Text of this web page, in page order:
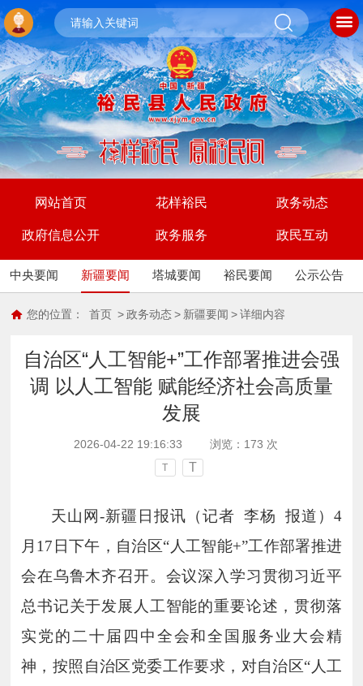
网站首页 花样裕民 政务动态
政府信息公开 政务服务 政民互动
中央要闻 新疆要闻 塔城要闻 裕民要闻 公示公告
您的位置： 首页 > 政务动态 > 新疆要闻 > 详细内容
自治区“人工智能+”工作部署推进会强
调 以人工智能 赋能经济社会高质量
发展
2026-04-22 19:16:33 浏览： 173 次
T T
天山网-新疆日报讯（记者 李杨 报道） 4
月 17 日下午，自治区“人工智能+”工作部署推进
会在乌鲁木齐召开。会议深入学习贯彻习近平
总书记关于发展人工智能的重要论述，贯彻落
实党的二十届四中全会和全国服务业大会精
神，按照自治区党委工作要求，对自治区“人工